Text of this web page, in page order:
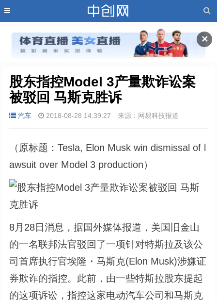
✕
股东指控Model 3产量欺诈讼案
被驳回 马斯克胜诉
汽车 2018-08-28 14:39:27 来源：网易科技报道
（原标题：Tesla, Elon Musk win dismissal of l
awsuit over Model 3 production）
8月28日消息，据国外媒体报道，美国旧金山
的一名联邦法官驳回了一项针对特斯拉及该公
司首席执行官埃隆・马斯克(Elon Musk)涉嫌证
券欺诈的指控。此前，由一些特斯拉股东提起
的这项诉讼，指控这家电动汽车公司和马斯克